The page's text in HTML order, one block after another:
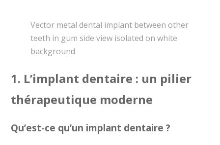
Vector metal dental implant between other
teeth in gum side view isolated on white
background
1. L’implant dentaire : un pilier
thérapeutique moderne
Qu’est-ce qu’un implant dentaire ?